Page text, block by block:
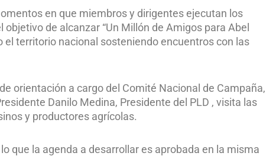
en que miembros y dirigentes ejecutan los
de alcanzar “Un Millón de Amigos para Abel
territorio nacional sosteniendo encuentros con las
orientación a cargo del Comité Nacional de Campaña,
Danilo Medina, Presidente del PLD , visita las
y productores agrícolas.
que la agenda a desarrollar es aprobada en la misma